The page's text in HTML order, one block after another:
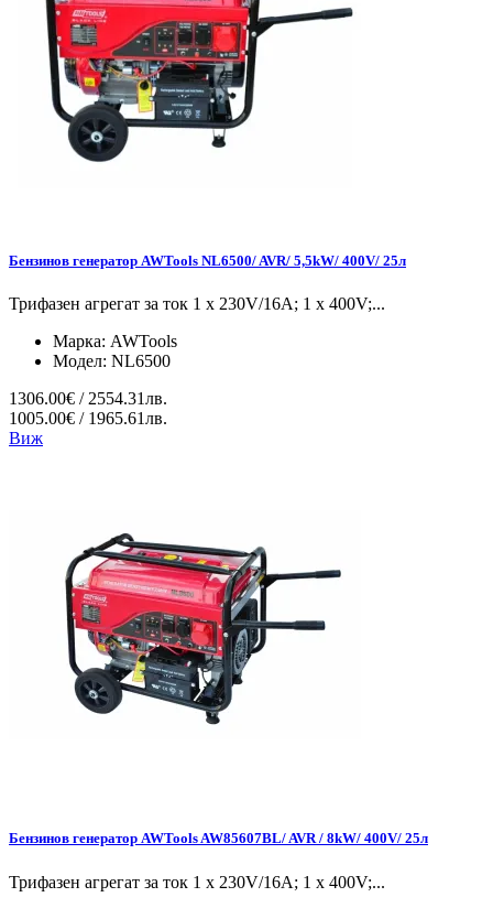
Бензинов генератор AWTools NL6500/ AVR/ 5,5kW/ 400V/ 25л
Трифазен агрегат за ток 1 x 230V/16A; 1 x 400V;...
Марка: AWTools
Модел: NL6500
1306.00€ / 2554.31лв.
1005.00€ / 1965.61лв.
Виж
Бензинов генератор AWTools AW85607BL/ AVR / 8kW/ 400V/ 25л
Трифазен агрегат за ток 1 x 230V/16A; 1 x 400V;...